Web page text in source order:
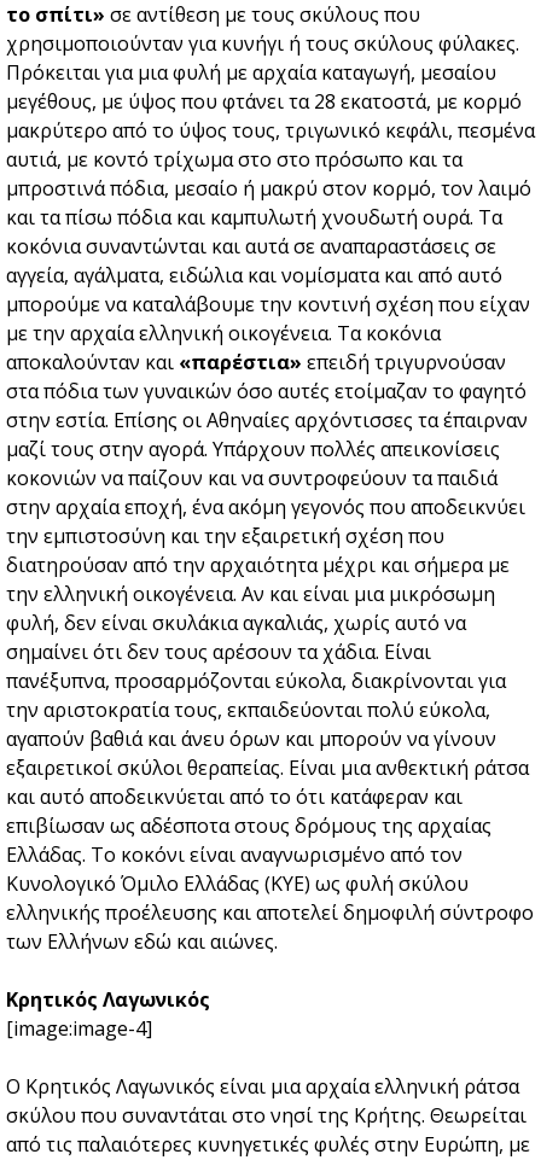
το σπίτι» σε αντίθεση με τους σκύλους που
χρησιμοποιούνταν για κυνήγι ή τους σκύλους φύλακες.
Πρόκειται για μια φυλή με αρχαία καταγωγή, μεσαίου
μεγέθους, με ύψος που φτάνει τα 28 εκατοστά, με κορμό
μακρύτερο από το ύψος τους, τριγωνικό κεφάλι, πεσμένα
αυτιά, με κοντό τρίχωμα στο στο πρόσωπο και τα
μπροστινά πόδια, μεσαίο ή μακρύ στον κορμό, τον λαιμό
και τα πίσω πόδια και καμπυλωτή χνουδωτή ουρά. Τα
κοκόνια συναντώνται και αυτά σε αναπαραστάσεις σε
αγγεία, αγάλματα, ειδώλια και νομίσματα και από αυτό
μπορούμε να καταλάβουμε την κοντινή σχέση που είχαν
με την αρχαία ελληνική οικογένεια. Τα κοκόνια
αποκαλούνταν και «παρέστια» επειδή τριγυρνούσαν
στα πόδια των γυναικών όσο αυτές ετοίμαζαν το φαγητό
στην εστία. Επίσης οι Αθηναίες αρχόντισσες τα έπαιρναν
μαζί τους στην αγορά. Υπάρχουν πολλές απεικονίσεις
κοκονιών να παίζουν και να συντροφεύουν τα παιδιά
στην αρχαία εποχή, ένα ακόμη γεγονός που αποδεικνύει
την εμπιστοσύνη και την εξαιρετική σχέση που
διατηρούσαν από την αρχαιότητα μέχρι και σήμερα με
την ελληνική οικογένεια. Αν και είναι μια μικρόσωμη
φυλή, δεν είναι σκυλάκια αγκαλιάς, χωρίς αυτό να
σημαίνει ότι δεν τους αρέσουν τα χάδια. Είναι
πανέξυπνα, προσαρμόζονται εύκολα, διακρίνονται για
την αριστοκρατία τους, εκπαιδεύονται πολύ εύκολα,
αγαπούν βαθιά και άνευ όρων και μπορούν να γίνουν
εξαιρετικοί σκύλοι θεραπείας. Είναι μια ανθεκτική ράτσα
και αυτό αποδεικνύεται από το ότι κατάφεραν και
επιβίωσαν ως αδέσποτα στους δρόμους της αρχαίας
Ελλάδας. Το κοκόνι είναι αναγνωρισμένο από τον
Κυνολογικό Όμιλο Ελλάδας (ΚΥΕ) ως φυλή σκύλου
ελληνικής προέλευσης και αποτελεί δημοφιλή σύντροφο
των Ελλήνων εδώ και αιώνες.
Κρητικός Λαγωνικός
[image:image-4]
Ο Κρητικός Λαγωνικός είναι μια αρχαία ελληνική ράτσα
σκύλου που συναντάται στο νησί της Κρήτης. Θεωρείται
από τις παλαιότερες κυνηγετικές φυλές στην Ευρώπη, με